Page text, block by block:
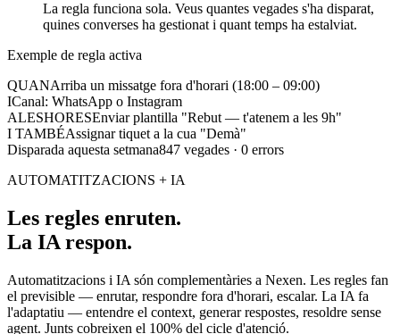
La regla funciona sola. Veus quantes vegades s'ha disparat,
quines converses ha gestionat i quant temps ha estalviat.
Exemple de regla activa
QUANArriba un missatge fora d'horari (18:00 – 09:00)
ICanal: WhatsApp o Instagram
ALESHORESEnviar plantilla "Rebut — t'atenem a les 9h"
I TAMBÉAssignar tiquet a la cua "Demà"
Disparada aquesta setmana847 vegades · 0 errors
AUTOMATITZACIONS + IA
Les regles enruten.
La IA respon.
Automatitzacions i IA són complementàries a Nexen. Les regles fan
el previsible — enrutar, respondre fora d'horari, escalar. La IA fa
l'adaptatiu — entendre el context, generar respostes, resoldre sense
agent. Junts cobreixen el 100% del cicle d'atenció.